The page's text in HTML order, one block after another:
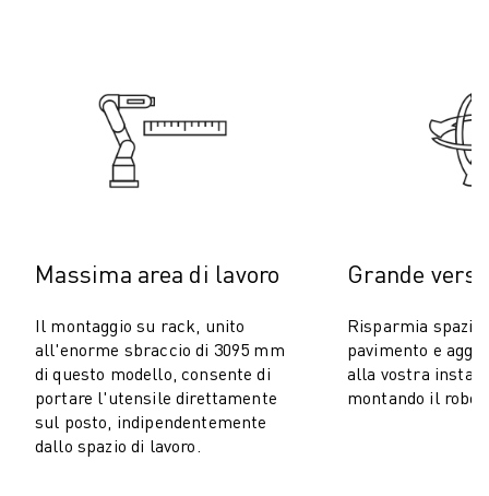
SOFTWARE ROBOCUT
MANUTENZIONE PREVENTIVA DI ROBOCUT
SOSTENIBILITÀ DI ROBOCUT
REGISTRAZIONE DEI PRODOTTI " PORTALE FANUC
SOLUZIONI
SETTORI
TUTTI I SETTORI
AEROSPAZIALE
AUTOMOTIVE
Massima area di lavoro
Il montaggio su rack, unito
all'enorme sbraccio di 3095 mm
di questo modello, consente di
portare l'utensile direttamente
sul posto, indipendentemente
dallo spazio di lavoro.
Grande
Risparmia spazio
pavimento e
alla vostra
montando il